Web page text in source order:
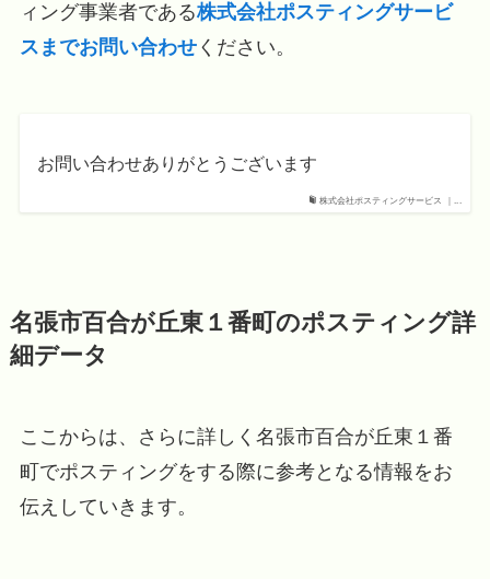
ィング事業者である株式会社ポスティングサービ
スまでお問い合わせください。
株式会社ポスティングサービス ｜...
お問い合わせありがとうございます
名張市百合が丘東１番町のポスティング詳
細データ
ここからは、さらに詳しく名張市百合が丘東１番
町でポスティングをする際に参考となる情報をお
伝えしていきます。